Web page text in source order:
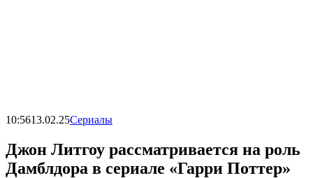
10:5613.02.25Сериалы
Джон Литгоу рассматривается на роль
Дамблдора в сериале «Гарри Поттер»